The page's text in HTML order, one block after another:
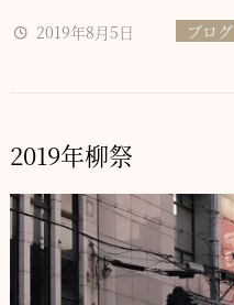
2019年8月5日 ブログ
2019年柳祭